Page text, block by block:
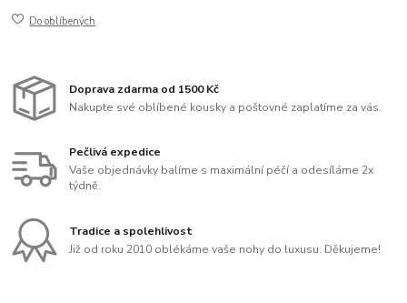
Do oblíbených
Doprava zdarma od 1500 Kč
Nakupte své oblíbené kousky a poštovné zaplatíme za vás.
Pečlivá expedice
Vaše objednávky balíme s maximální péčí a odesíláme 2x
týdně.
Tradice a spolehlivost
Již od roku 2010 oblékáme vaše nohy do luxusu. Děkujeme!